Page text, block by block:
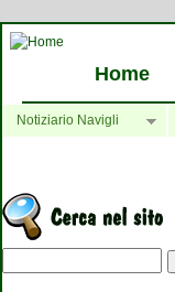
Home
Notiziario Navigli
Maschera di ricerca